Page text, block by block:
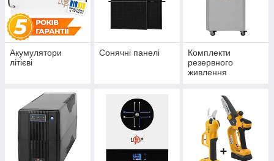
Акумулятори
літієві
Сонячні панелі
Комплекти
резервного
живлення